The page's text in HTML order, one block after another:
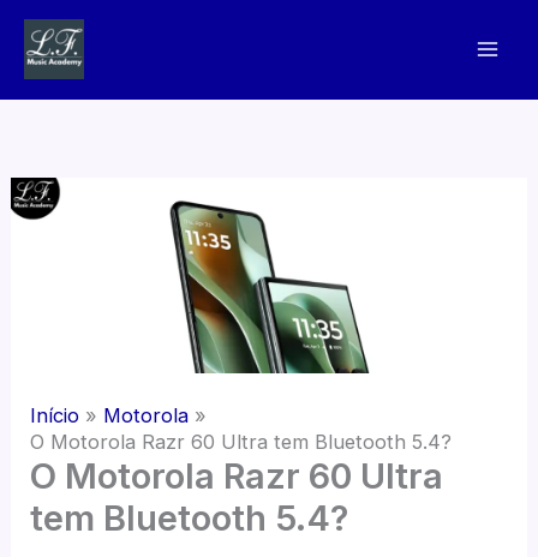
para
Início
Motorola
O Motorola Razr 60 Ultra tem Bluetooth 5.4?
O Motorola Razr 60 Ultra
tem Bluetooth 5.4?